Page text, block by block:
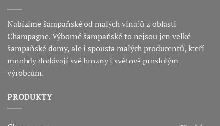
Nabízíme šampaňské od malých vinařů z oblasti
Champagne. Výborné šampaňské to nejsou jen velké
šampaňské domy, ale i spousta malých producentů, kteří
mnohdy dodávají své hrozny i světově proslulým
výrobcům.
PRODUKTY